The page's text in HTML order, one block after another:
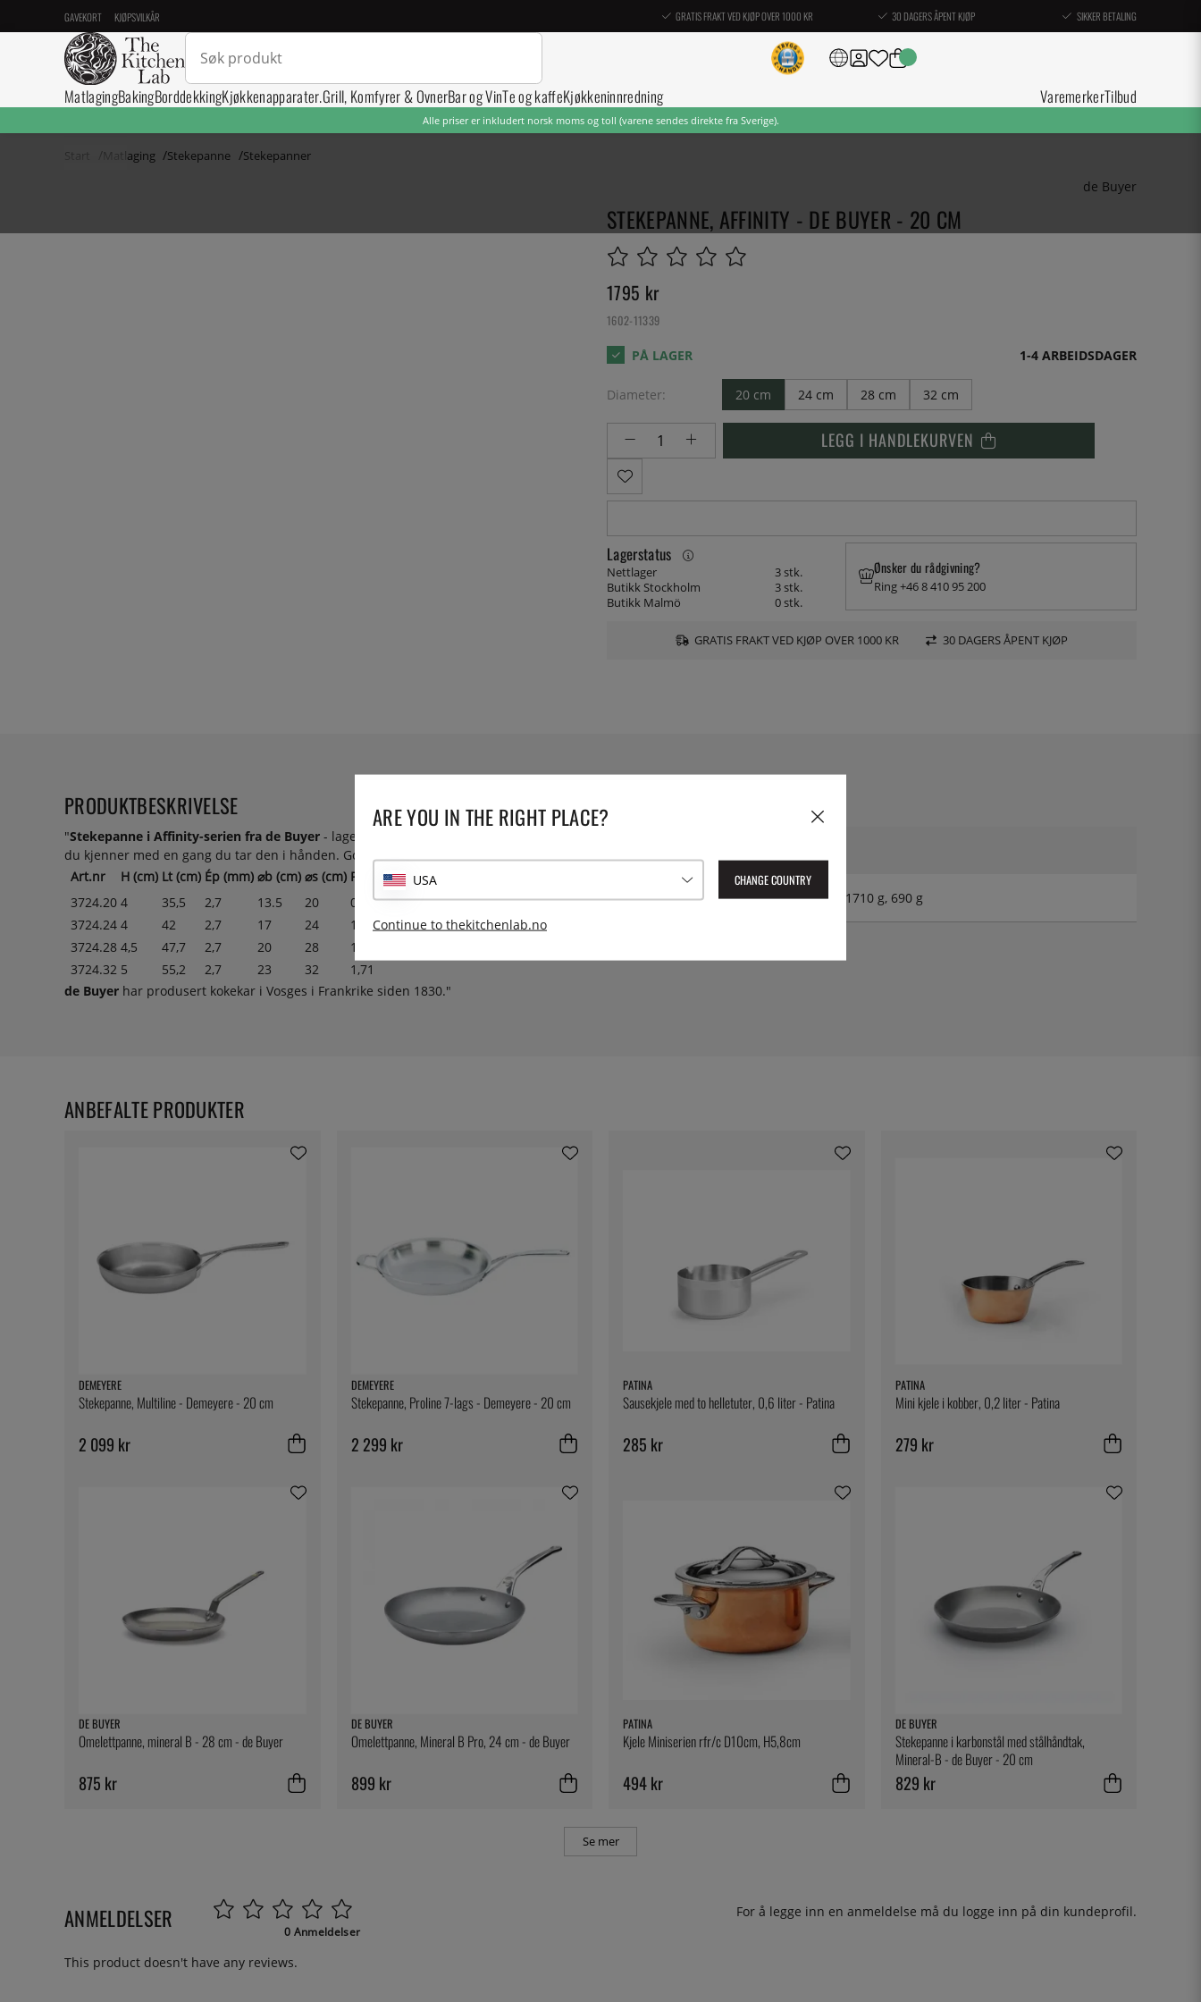
GAVEKORT KJØPSVILKÅR GRATIS FRAKT VED KJØP OVER 1000 KR 30 DAGERS ÅPENT KJØP SIKKER BETALING
MatlagingBakingBorddekkingKjøkkenapparater.Grill, Komfyrer & OvnerBar og VinTe og kaffeKjøkkeninnredning VaremerkerTilbud
Alle priser er inkludert norsk moms og toll (varene sendes direkte fra Sverige).
Start Matlaging Stekepanne Stekepanner
de Buyer
STEKEPANNE, AFFINITY - DE BUYER - 20 CM
1795 kr
1602-11339
1-4 ARBEIDSDAGER
Diameter: 20 cm 24 cm 28 cm 32 cm
LEGG I HANDLEKURVEN
Lagerstatus
Nettlager
3 stk.
Butikk Stockholm
3 stk.
Butikk Malmö
0 stk.
Ønsker du rådgivning?
Ring +46 8 410 95 200
GRATIS FRAKT VED KJØP OVER 1000 KR 30 DAGERS ÅPENT KJØP
PRODUKTBESKRIVELSE
"Stekepanne i Affinity-serien fra de Buyer - laget helt i rustfritt stål og med en kvalitet
du kjenner med en gang du tar den i hånden. Godstykkelse 2,8 mm. n
Art.nr
H (cm) Lt (cm) Ép (mm) ⌀b (cm) ⌀s (cm) P (kg)
3724.20 4 35,5 2,7 13.5 20
0,69
3724.24 4 42 2,7 17 24
1,1
3724.28 4,5 47,7 2,7 20 28
1,34
3724.32 5 55,2 2,7 23 32
1,71
de Buyer har produsert kokekar i Vosges i Frankrike siden 1830."
Vekt: 1100 g, 1340 g, 1710 g, 690 g
DEMEYERE
Stekepanne, Multiline - Demeyere - 20 cm
2 099 kr
DEMEYERE
Stekepanne, Proline 7-lags - Demeyere - 20 cm
2 299 kr
PATINA
Sausekjele med to helletuter, 0,6 liter - Patina
285 kr
PATINA
Mini kjele i kobber, 0,2 liter - Patina
279 kr
DE BUYER
Omelettpanne, mineral B - 28 cm - de Buyer
875 kr
DE BUYER
Omelettpanne, Mineral B Pro, 24 cm - de Buyer
899 kr
PATINA
Kjele Miniserien rfr/c D10cm, H5,8cm
494 kr
DE BUYER
Stekepanne i karbonstål med stålhåndtak,
Mineral-B - de Buyer - 20 cm
829 kr
Se mer
ANBEFALTE PRODUKTER
ANMELDELSER 0 Anmeldelser
For å legge inn en anmeldelse må du logge inn på din kundeprofil.
This product doesn't have any reviews.
ARE YOU IN THE RIGHT PLACE?
USA CHANGE COUNTRY
Continue to thekitchenlab.no